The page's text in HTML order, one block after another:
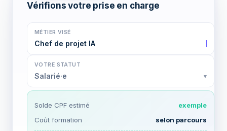
Chef de projet IA
exemple
selon parcours
Votre conseillère monte le dossier
✓ Bilan de positionnement
✓ Admission 26 Academy
○ Confirmation d'inscription
▶
Module 4 — Déployer un modèle IA
✓
Module 3 — Lancer un projet IA
JP
Prochaine visio jeudi 14 h ✅